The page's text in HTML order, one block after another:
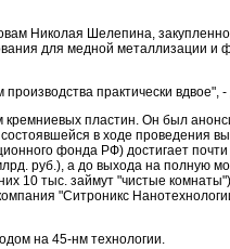
Николая Шелепина,
для медной металлизации и
практически вдвое",
кремниевых пластин. Он был
в ходе проведения
фонда РФ) достигает
руб.), а до выхода на полную
10 тыс. займут "чистые
"Ситроникс
на 45-нм технологии.